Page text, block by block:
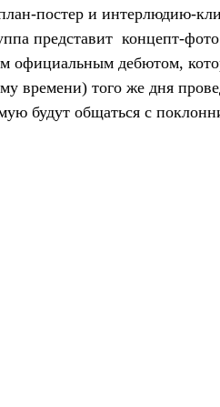
постер и интерлюдию-
представит  концепт-
официальным дебютом,
времени) того же дня
будут общаться с